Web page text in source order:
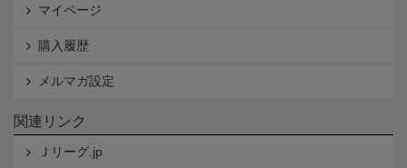
マイページ
購入履歴
メルマガ設定
関連リンク
Ｊリーグ.jp